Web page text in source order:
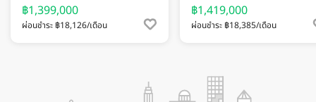
฿1,399,000
ผ่อนชำระ ฿18,126/เดือน
฿1,419,000
ผ่อนชำระ ฿18,385/เดือน